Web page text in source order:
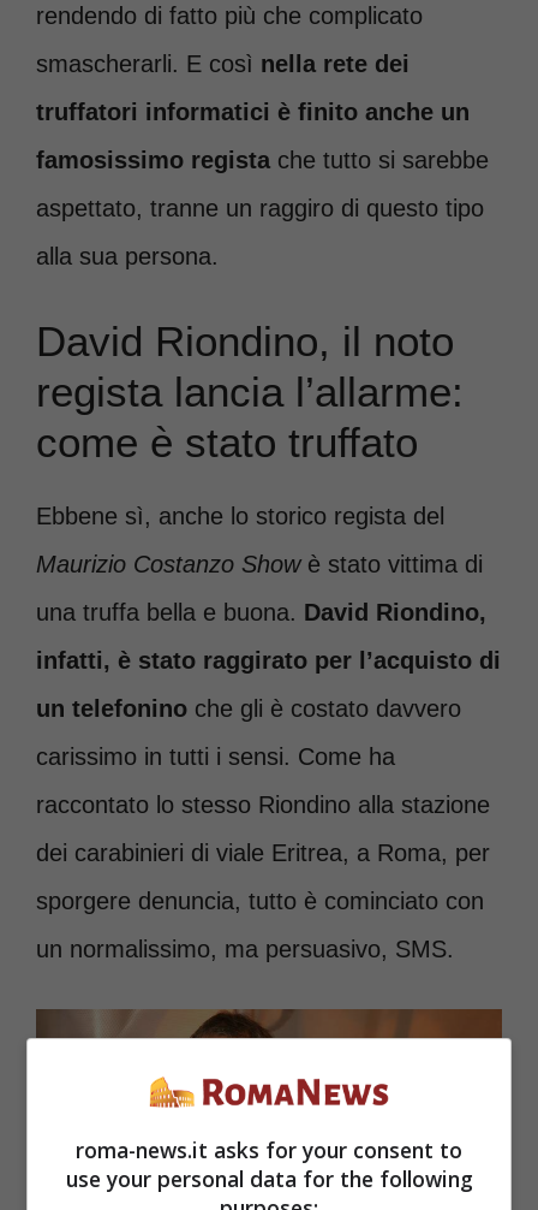
rendendo di fatto più che complicato
smascherarli. E così nella rete dei
truffatori informatici è finito anche un
famosissimo regista che tutto si sarebbe
aspettato, tranne un raggiro di questo tipo
alla sua persona.
David Riondino, il noto
regista lancia l’allarme:
come è stato truffato
Ebbene sì, anche lo storico regista del
Maurizio Costanzo Showè stato vittima di
una truffa bella e buona. David Riondino,
infatti, è stato raggirato per l’acquisto di
un telefonino che gli è costato davvero
carissimo in tutti i sensi. Come ha
raccontato lo stesso Riondino alla stazione
dei carabinieri di viale Eritrea, a Roma, per
sporgere denuncia, tutto è cominciato con
un normalissimo, ma persuasivo, SMS.
roma-news.it asks for your consent to
use your personal data for the following